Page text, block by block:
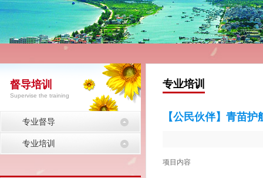
督导培训
Supervise the training
专业督导
专业培训
专业培训
【公民伙伴】青苗
项目内容